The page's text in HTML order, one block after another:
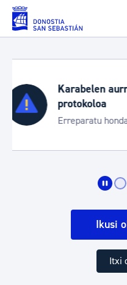
Saut au contenu principal
Aste
Trafiko
bereziak
Ikusi
Itxi